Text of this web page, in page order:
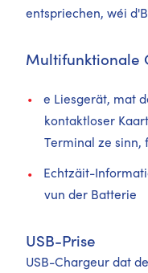
entspriechen, wéi
Multifunktionale
e Liesgerät, mat
kontaktloser
Terminal ze sinn,
Echtzäit-
vun der Batterie
USB-Prise
USB-Chargeur dat